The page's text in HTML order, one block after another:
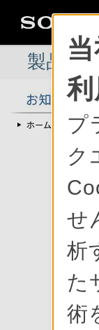
製品情
プ
ク
せ
析
た
術